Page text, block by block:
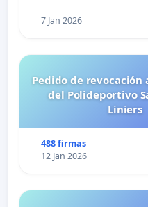
7 Jan 2026
Pedido de revocación
del Polideportivo
Liniers
488 firmas
12 Jan 2026